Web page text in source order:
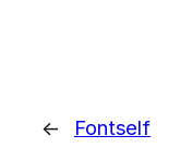
← Fontself